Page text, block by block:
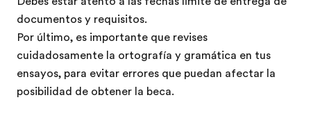
documentos y requisitos.
Por último, es importante que revises
cuidadosamente la ortografía y gramática en tus
ensayos, para evitar errores que puedan afectar la
posibilidad de obtener la beca.